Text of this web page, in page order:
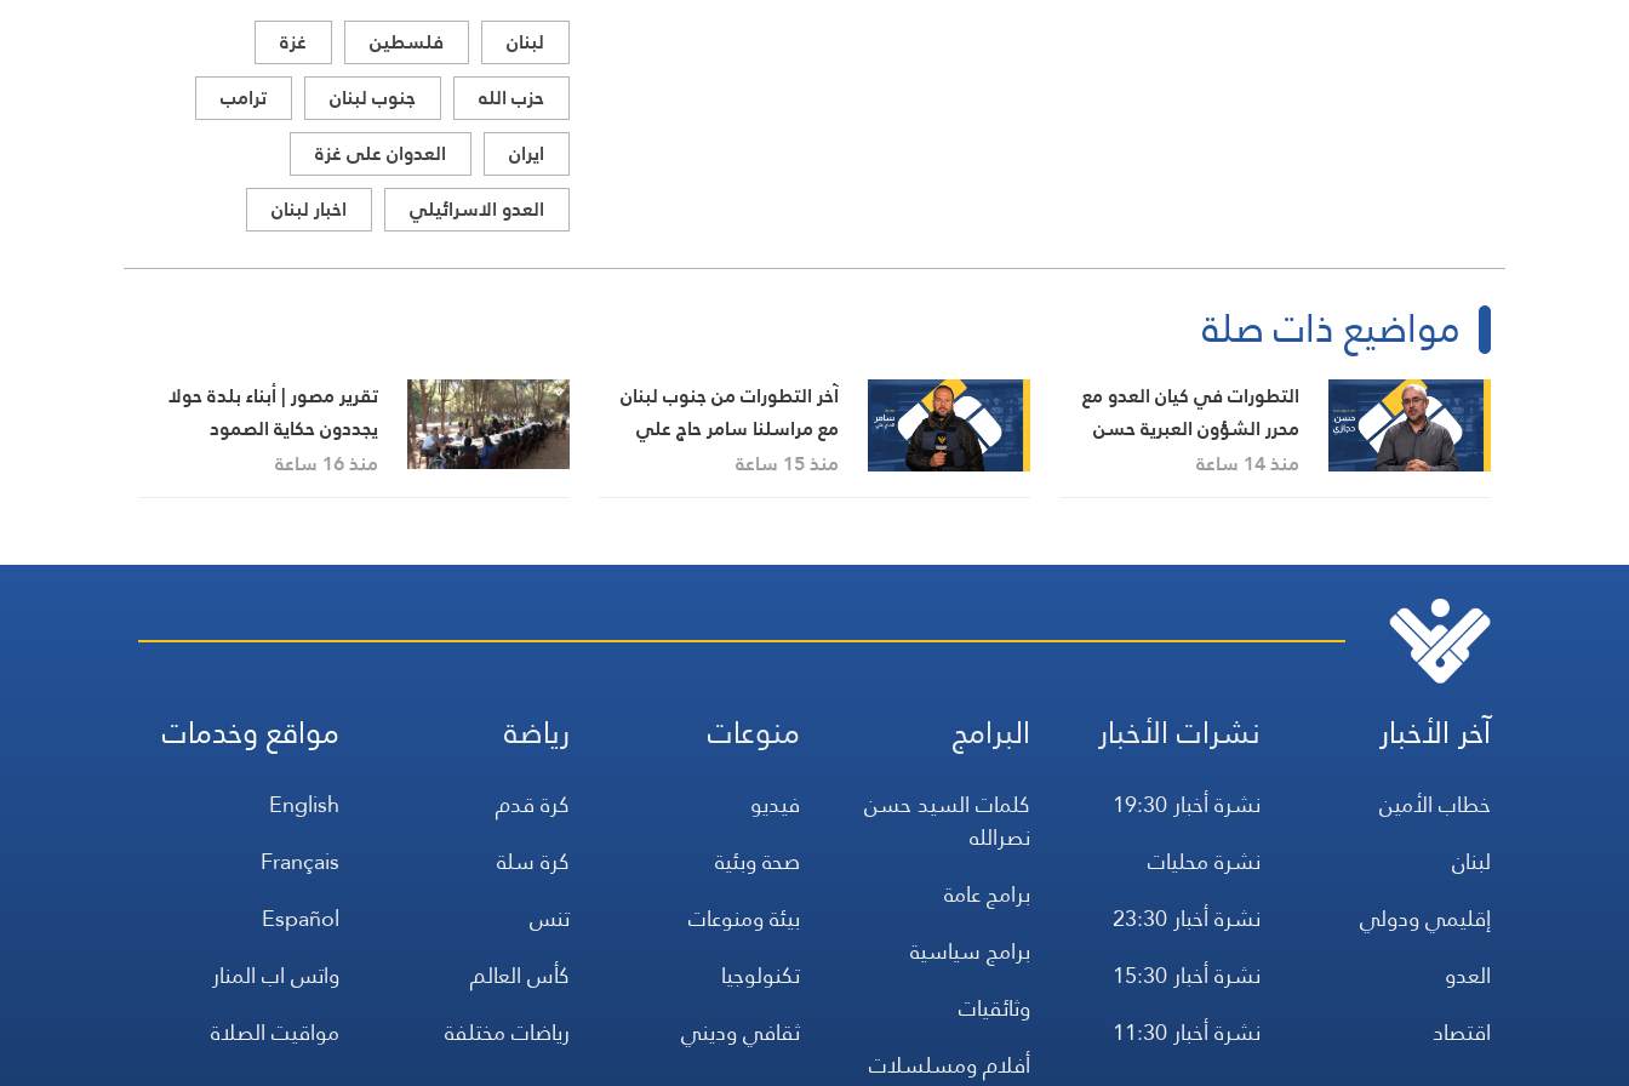
لبنان فلسطين
غزة
حزب الله
جنوب لبنان
ترامب
ايران
العدوان على غزة
العدو الاسرائيلي
اخبار لبنان
مواضيع ذات صلة
التطورات في كيان العدو مع
محرر الشؤون العبرية حسن
حجازي
منذ 14 ساعة
آخر التطورات من جنوب لبنان
مع مراسلنا سامر حاج علي
منذ 15 ساعة
تقرير مصور | أبناء بلدة حولا
يجددون حكاية الصمود
منذ 16 ساعة
آخر الأخبار
خطاب الأمين
لبنان
إقليمي ودولي
العدو
اقتصاد
نشرات الأخبار
نشرة أخبار 19:30
نشرة محليات
نشرة أخبار 23:30
نشرة أخبار 15:30
نشرة أخبار 11:30
البرامج
كلمات السيد حسن
نصرالله
برامج عامة
برامج سياسية
وثائقيات
أفلام ومسلسلات
منوعات
فيديو
صحة وبئية
بيئة ومنوعات
تكنولوجيا
ثقافي وديني
رياضة
كرة قدم
كرة سلة
تنس
كأس العالم
رياضات مختلفة
مواقع وخدمات
English
Français
Español
واتس اب المنار
مواقيت الصلاة